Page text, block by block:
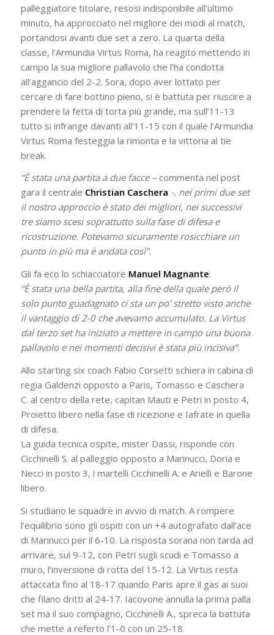
palleggiatore titolare, resosi indisponibile all’ultimo
minuto, ha approcciato nel migliore dei modi al match,
portandosi avanti due set a zero. La quarta della
classe, l’Armundia Virtus Roma, ha reagito mettendo in
campo la sua migliore pallavolo che l’ha condotta
all’aggancio del 2-2. Sora, dopo aver lottato per
cercare di fare bottino pieno, si è battuta per riuscire a
prendere la fetta di torta più grande, ma sull’11-13
tutto si infrange davanti all’11-15 con il quale l’Armundia
Virtus Roma festeggia la rimonta e la vittoria al tie
break.
“È stata una partita a due facce – commenta nel post
gara il centrale Christian Caschera -, nei primi due set
il nostro approccio è stato dei migliori, nei successivi
tre siamo scesi soprattutto sulla fase di difesa e
ricostruzione. Potevamo sicuramente rosicchiare un
punto in più ma è andata così”.
Gli fa eco lo schiacciatore Manuel Magnante:
“È stata una bella partita, alla fine della quale però il
solo punto guadagnato ci sta un po’ stretto visto anche
il vantaggio di 2-0 che avevamo accumulato. La Virtus
dal terzo set ha iniziato a mettere in campo una buona
pallavolo e nei momenti decisivi è stata più incisiva”.
Allo starting six coach Fabio Corsetti schiera in cabina di
regia Galdenzi opposto a Paris, Tomasso e Caschera
C. al centro della rete, capitan Mauti e Petri in posto 4,
Proietto libero nella fase di ricezione e Iafrate in quella
di difesa.
La guida tecnica ospite, mister Dassi, risponde con
Cicchinelli S. al palleggio opposto a Marinucci, Doria e
Necci in posto 3, i martelli Cicchinelli A. e Arielli e Barone
libero.
Si studiano le squadre in avvio di match. A rompere
l’equilibrio sono gli ospiti con un +4 autografato dall’ace
di Marinucci per il 6-10. La risposta sorana non tarda ad
arrivare, sul 9-12, con Petri sugli scudi e Tomasso a
muro, l’inversione di rotta del 15-12. La Virtus resta
attaccata fino al 18-17 quando Paris apre il gas ai suoi
che filano dritti al 24-17. Iacovone annulla la prima palla
set ma il suo compagno, Cicchinelli A., spreca la battuta
che mette a referto l’1-0 con un 25-18.